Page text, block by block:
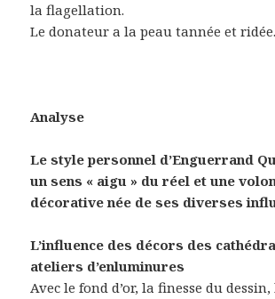
la flagellation.
Le donateur a la peau tannée et ridée.
Analyse
Le style personnel d’Enguerrand
un sens « aigu » du réel et une
décorative née de ses diverses
L’influence des décors des
ateliers d’enluminures
Avec le fond d’or, la finesse du dessin,